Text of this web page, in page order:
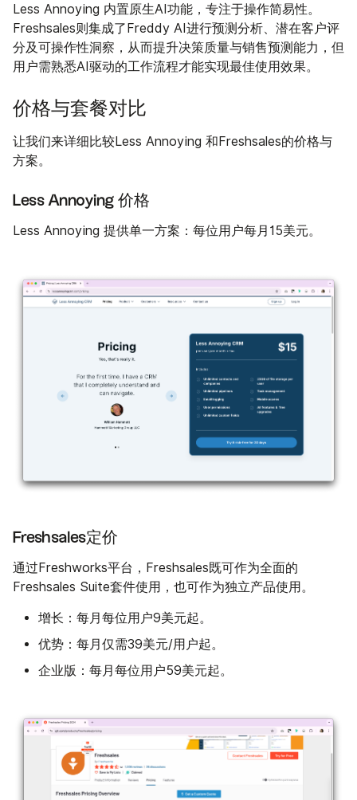
Less Annoying 内置原生AI功能，专注于操作简易性。
Freshsales则集成了Freddy AI进行预测分析、潜在客户评
分及可操作性洞察，从而提升决策质量与销售预测能力，但
用户需熟悉AI驱动的工作流程才能实现最佳使用效果。
价格与套餐对比
让我们来详细比较Less Annoying 和Freshsales的价格与
方案。
Less Annoying 价格
Less Annoying 提供单一方案：每位用户每月15美元。
Freshsales定价
通过Freshworks平台，Freshsales既可作为全面的
Freshsales Suite套件使用，也可作为独立产品使用。
增长： 每月每位用户9美元起。
优势： 每月仅需39美元/用户起。
企业版： 每月每位用户59美元起。